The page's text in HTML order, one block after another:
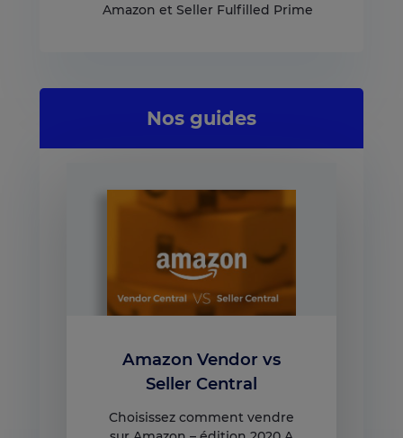
Amazon et Seller Fulfilled Prime
Nos guides
Amazon Vendor vs
Seller Central
Choisissez comment vendre